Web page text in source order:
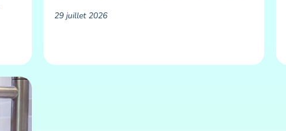
29 juillet 2026